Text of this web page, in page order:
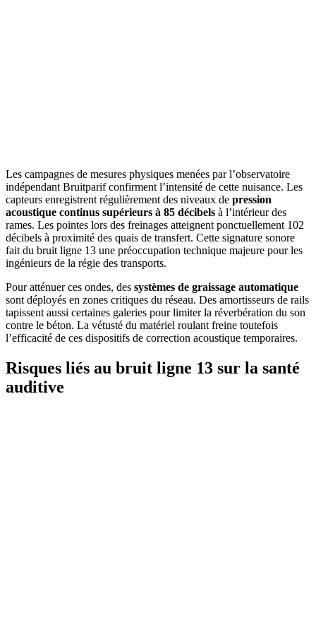
Les campagnes de mesures physiques menées par l’observatoire
indépendant Bruitparif confirment l’intensité de cette nuisance. Les
capteurs enregistrent régulièrement des niveaux de pression
acoustique continus supérieurs à 85 décibels à l’intérieur des
rames. Les pointes lors des freinages atteignent ponctuellement 102
décibels à proximité des quais de transfert. Cette signature sonore
fait du bruit ligne 13 une préoccupation technique majeure pour les
ingénieurs de la régie des transports.
Pour atténuer ces ondes, des systèmes de graissage automatique
sont déployés en zones critiques du réseau. Des amortisseurs de rails
tapissent aussi certaines galeries pour limiter la réverbération du son
contre le béton. La vétusté du matériel roulant freine toutefois
l’efficacité de ces dispositifs de correction acoustique temporaires.
Risques liés au bruit ligne 13 sur la santé
auditive